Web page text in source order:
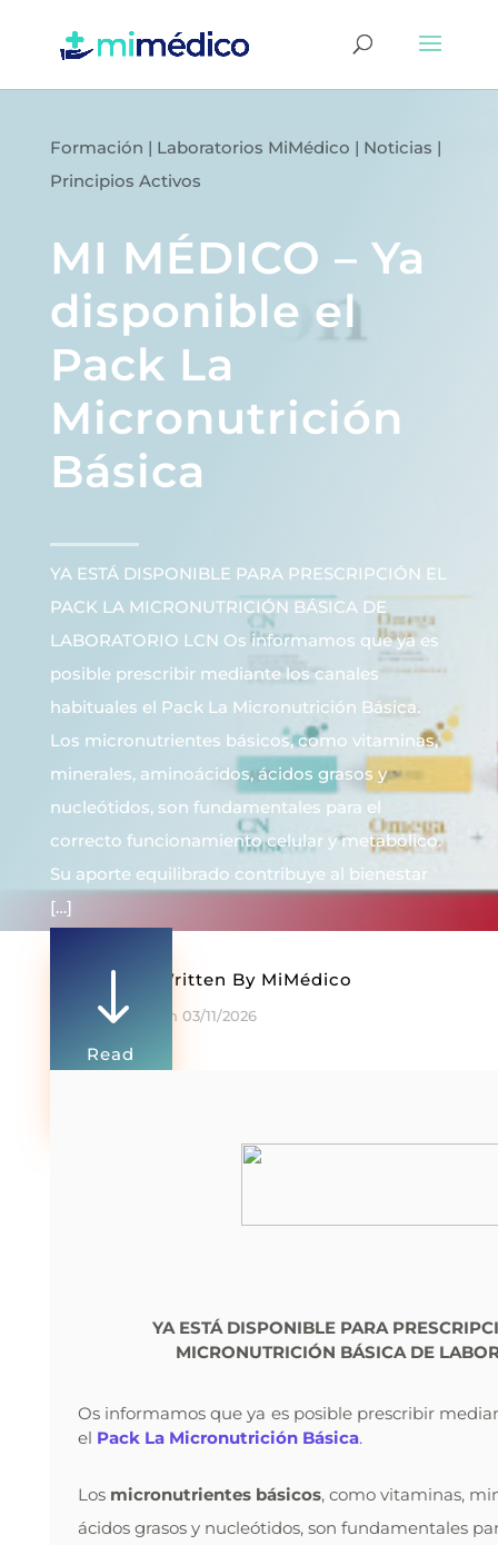
Formación | Laboratorios MiMédico | Noticias |
Principios Activos
MI MÉDICO – Ya
disponible el
Pack La
Micronutrición
Básica
YA ESTÁ DISPONIBLE PARA PRESCRIPCIÓN EL
PACK LA MICRONUTRICIÓN BÁSICA DE
LABORATORIO LCN Os informamos que ya es
posible prescribir mediante los canales
habituales el Pack La Micronutrición Básica.
Los micronutrientes básicos, como vitaminas,
minerales, aminoácidos, ácidos grasos y
nucleótidos, son fundamentales para el
correcto funcionamiento celular y metabólico.
Su aporte equilibrado contribuye al bienestar
[…]
Written By MiMédico
On 03/11/2026
"
Read
more
YA ESTÁ DISPONIBLE PARA
MICRONUTRICIÓN BÁSICA DE
Os informamos que ya es posible prescribir
el Pack La Micronutrición Básica.
Los micronutrientes básicos, como vitaminas,
ácidos grasos y nucleótidos, son fundamentales